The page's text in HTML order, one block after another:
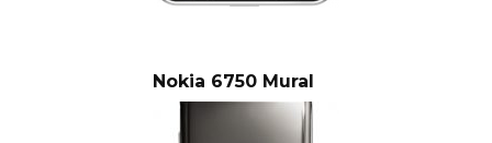
Nokia 6750 Mural